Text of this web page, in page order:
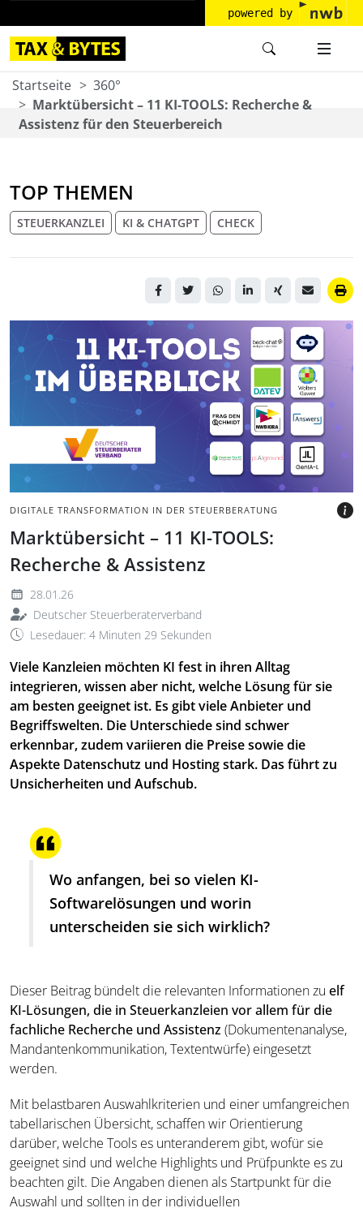
powered by
Startseite
360°
Marktübersicht – 11 KI-TOOLS: Recherche &
Assistenz für den Steuerbereich
TOP THEMEN
STEUERKANZLEI KI & CHATGPT CHECK
DIGITALE TRANSFORMATION IN DER STEUERBERATUNG
Marktübersicht – 11 KI-TOOLS:
Recherche & Assistenz
28.01.26
Deutscher Steuerberaterverband
Lesedauer: 4 Minuten 29 Sekunden
Grafik mit vernetztem
Hintergrund und
mehreren quadratischen
Symbolen in Spalten
BILD: @DSTV E.V.
Viele Kanzleien möchten KI fest in ihren Alltag
integrieren, wissen aber nicht, welche Lösung für sie
am besten geeignet ist. Es gibt viele Anbieter und
Begriffswelten. Die Unterschiede sind schwer
erkennbar, zudem variieren die Preise sowie die
Aspekte Datenschutz und Hosting stark. Das führt zu
Unsicherheiten und Aufschub.
Wo anfangen, bei so vielen KI-
Softwarelösungen und worin
unterscheiden sie sich wirklich?
Dieser Beitrag bündelt die relevanten Informationen zu elf
KI-Lösungen, die in Steuerkanzleien vor allem für die
fachliche Recherche und Assistenz (Dokumentenanalyse,
Mandantenkommunikation, Textentwürfe) eingesetzt
werden.
Mit belastbaren Auswahlkriterien und einer umfangreichen
tabellarischen Übersicht, schaffen wir Orientierung
darüber, welche Tools es unteranderem gibt, wofür sie
geeignet sind und welche Highlights und Prüfpunkte es zu
beachten gilt. Die Angaben dienen als Startpunkt für die
Auswahl und sollten in der individuellen